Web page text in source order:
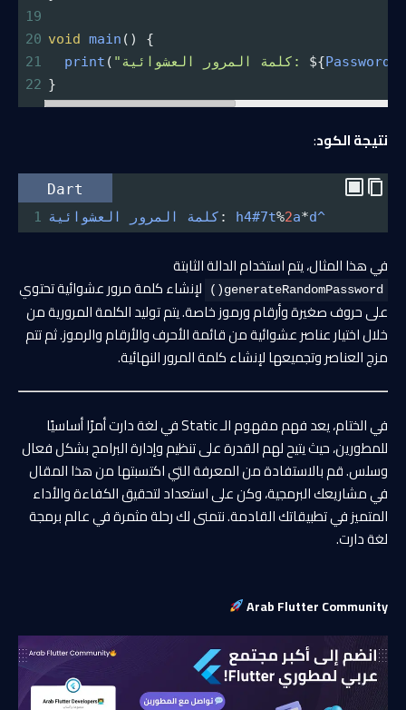
19
20 void main () {
21
print ( "كلمة المرور العشوائية: ${
22 }
نتيجة الكود:
Dart
1 كلمة المرور العشوائية : h4#7t%2a*d^
في هذا المثال، يتم استخدام الدالة الثابتة
generateRandomPassword()
لإنشاء كلمة مرور عشوائية تحتوي
على حروف صغيرة وأرقام ورموز خاصة. يتم توليد الكلمة المرورية من
خلال اختيار عناصر عشوائية من قائمة الأحرف والأرقام والرموز. ثم تتم
مزج العناصر وتجميعها لإنشاء كلمة المرور النهائية.
في الختام، يعد فهم مفهوم الـ Static في لغة دارت أمرًا أساسيًا
للمطورين، حيث يتيح لهم القدرة على تنظيم وإدارة البرامج بشكل فعال
وسلس. قم بالاستفادة من المعرفة التي اكتسبتها من هذا المقال
في مشاريعك البرمجية، وكن على استعداد لتحقيق الكفاءة والأداء
المتميز في تطبيقاتك القادمة. نتمنى لك رحلة مثمرة في عالم برمجة
لغة دارت.
Arab Flutter Community